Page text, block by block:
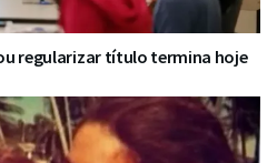
regularizar título termina hoje